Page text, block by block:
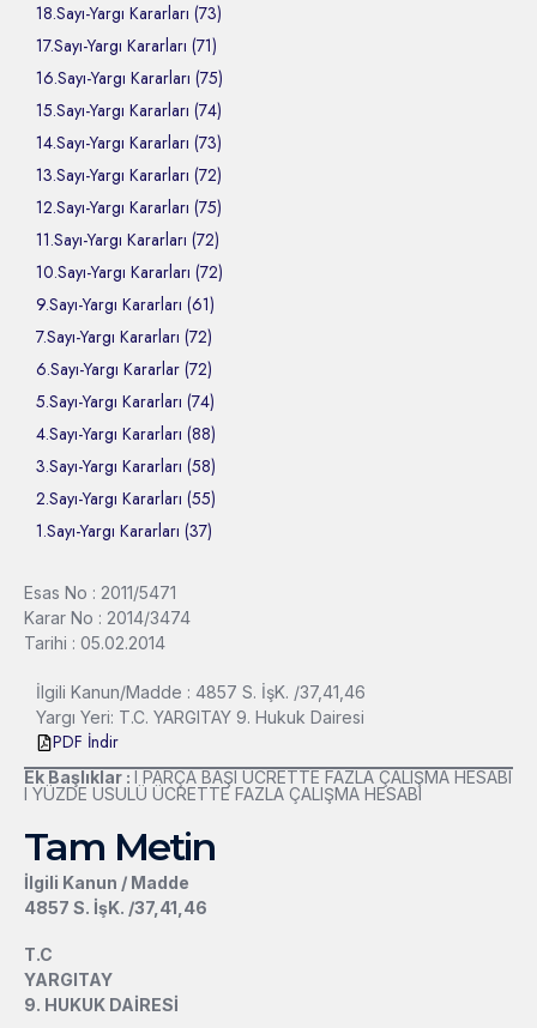
18.Sayı-Yargı Kararları (73)
17.Sayı-Yargı Kararları (71)
16.Sayı-Yargı Kararları (75)
15.Sayı-Yargı Kararları (74)
14.Sayı-Yargı Kararları (73)
13.Sayı-Yargı Kararları (72)
12.Sayı-Yargı Kararları (75)
11.Sayı-Yargı Kararları (72)
10.Sayı-Yargı Kararları (72)
9.Sayı-Yargı Kararları (61)
7.Sayı-Yargı Kararları (72)
6.Sayı-Yargı Kararlar (72)
5.Sayı-Yargı Kararları (74)
4.Sayı-Yargı Kararları (88)
3.Sayı-Yargı Kararları (58)
2.Sayı-Yargı Kararları (55)
1.Sayı-Yargı Kararları (37)
Esas No : 2011/5471
Karar No : 2014/3474
Tarihi : 05.02.2014
İlgili Kanun/Madde : 4857 S. İşK. /37,41,46
Yargı Yeri: T.C. YARGITAY 9. Hukuk Dairesi
PDF İndir
Ek Başlıklar : l PARÇA BAŞI ÜCRETTE FAZLA ÇALIŞMA HESABI
l YÜZDE USULÜ ÜCRETTE FAZLA ÇALIŞMA HESABI
Tam Metin
İlgili Kanun / Madde
4857 S. İşK. /37,41,46
T.C
YARGITAY
9. HUKUK DAİRESİ